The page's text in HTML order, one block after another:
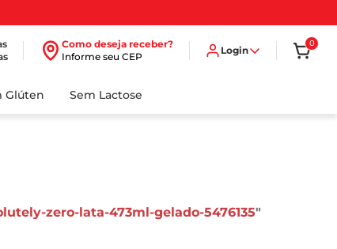
Como deseja receber?
Informe seu CEP
Login
0
Glúten Sem Lactose
zero-lata-473ml-gelado-5476135"